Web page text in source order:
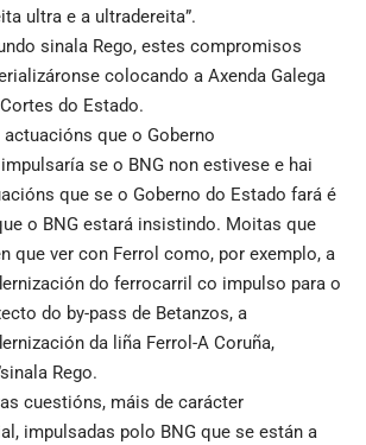
ultra e a ultradereita”.
sinala Rego, estes compromisos
colocando a Axenda Galega
do Estado.
actuacións que o Goberno
se o BNG non estivese e hai
que se o Goberno do Estado fará é
o BNG estará insistindo. Moitas que
que ver con Ferrol como, por exemplo, a
do ferrocarril co impulso para o
do by-pass de Betanzos, a
da liña Ferrol-A Coruña,
Rego.
cuestións, máis de carácter
impulsadas polo BNG que se están a